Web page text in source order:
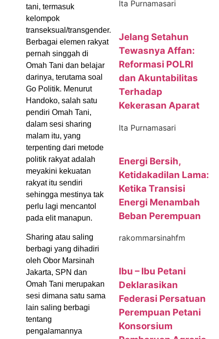
tani, termasuk
kelompok
transeksual/transgender.
Berbagai elemen rakyat
pernah singgah di
Omah Tani dan belajar
darinya, terutama soal
Go Politik. Menurut
Handoko, salah satu
pendiri Omah Tani,
dalam sesi sharing
malam itu, yang
terpenting dari metode
politik rakyat adalah
meyakini kekuatan
rakyat itu sendiri
sehingga mestinya tak
perlu lagi mencantol
pada elit manapun.
Sharing atau saling
berbagi yang dihadiri
oleh Obor Marsinah
Jakarta, SPN dan
Omah Tani merupakan
sesi dimana satu sama
lain saling berbagi
tentang
pengalamannya
Ita Purnamasari
Jelang Setahun
Tewasnya Affan:
Reformasi POLRI
dan Akuntabilitas
Terhadap
Kekerasan Aparat
Ita Purnamasari
Energi Bersih,
Ketidakadilan Lama:
Ketika Transisi
Energi Menambah
Beban Perempuan
rakommarsinahfm
Ibu – Ibu Petani
Deklarasikan
Federasi Persatuan
Perempuan Petani
Konsorsium